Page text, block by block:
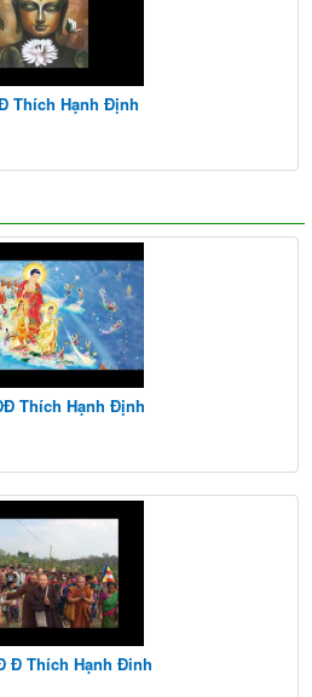
Thích Hạnh Định
Thích Hạnh Định
Đ Thích Hạnh Đinh